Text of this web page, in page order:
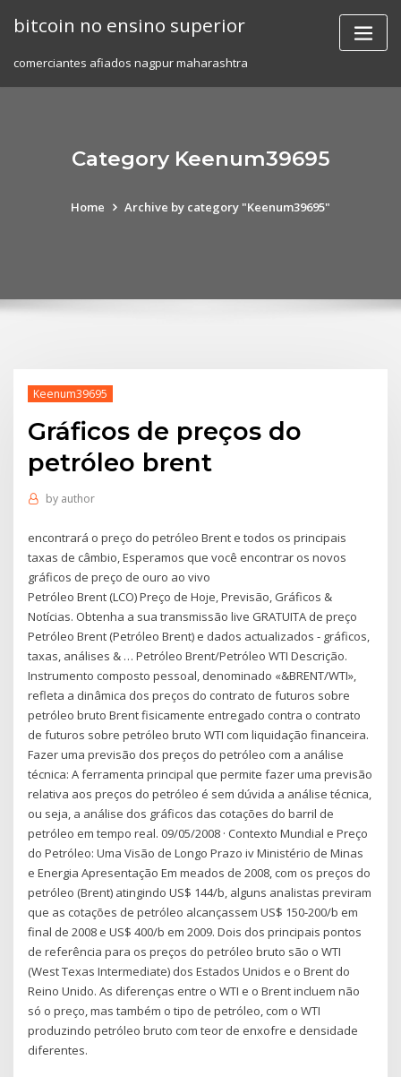
bitcoin no ensino superior
comerciantes afiados nagpur maharashtra
Category Keenum39695
Home Archive by category "Keenum39695"
Keenum39695
Gráficos de preços do
petróleo brent
by author
encontrará o preço do petróleo Brent e todos os principais
taxas de câmbio, Esperamos que você encontrar os novos
gráficos de preço de ouro ao vivo
Petróleo Brent (LCO) Preço de Hoje, Previsão, Gráficos &
Notícias. Obtenha a sua transmissão live GRATUITA de preço
Petróleo Brent (Petróleo Brent) e dados actualizados - gráficos,
taxas, análises & … Petróleo Brent/Petróleo WTI Descrição.
Instrumento composto pessoal, denominado «&BRENT/WTI»,
refleta a dinâmica dos preços do contrato de futuros sobre
petróleo bruto Brent fisicamente entregado contra o contrato
de futuros sobre petróleo bruto WTI com liquidação financeira.
Fazer uma previsão dos preços do petróleo com a análise
técnica: A ferramenta principal que permite fazer uma previsão
relativa aos preços do petróleo é sem dúvida a análise técnica,
ou seja, a análise dos gráficos das cotações do barril de
petróleo em tempo real. 09/05/2008 · Contexto Mundial e Preço
do Petróleo: Uma Visão de Longo Prazo iv Ministério de Minas
e Energia Apresentação Em meados de 2008, com os preços do
petróleo (Brent) atingindo US$ 144/b, alguns analistas previram
que as cotações de petróleo alcançassem US$ 150-200/b em
final de 2008 e US$ 400/b em 2009. Dois dos principais pontos
de referência para os preços do petróleo bruto são o WTI
(West Texas Intermediate) dos Estados Unidos e o Brent do
Reino Unido. As diferenças entre o WTI e o Brent incluem não
só o preço, mas também o tipo de petróleo, com o WTI
produzindo petróleo bruto com teor de enxofre e densidade
diferentes.